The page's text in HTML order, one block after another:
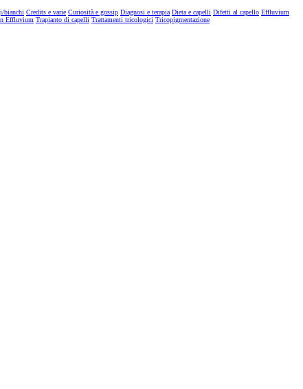
bianchi Credits e varie Curiosità e gossip Diagnosi e terapia Dieta e capelli Difetti al capello Effluvium
Effluvium Trapianto di capelli Trattamenti tricologici Tricopigmentazione